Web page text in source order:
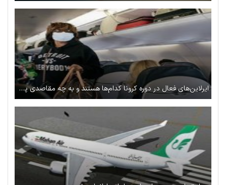
ایرلاین‌های فعال در دوره کرونا کدام‌ها هستند و به چه مقاصدی پرواز دارند؟